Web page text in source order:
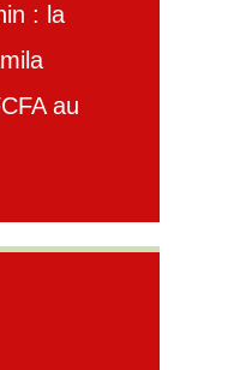
: la
au